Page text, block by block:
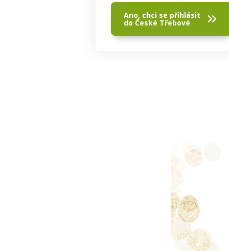
Ano, chci se přihlásit
do České Třebové